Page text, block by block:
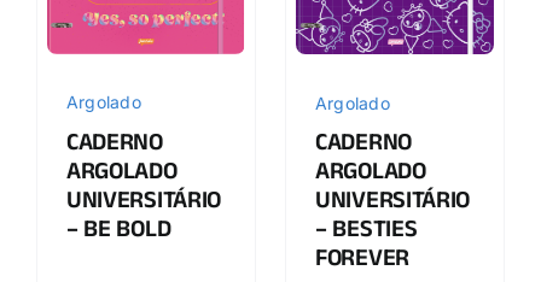
Argolado
CADERNO
ARGOLADO
UNIVERSITÁRIO
– BE BOLD
Argolado
CADERNO
ARGOLADO
UNIVERSITÁRIO
– BESTIES
FOREVER